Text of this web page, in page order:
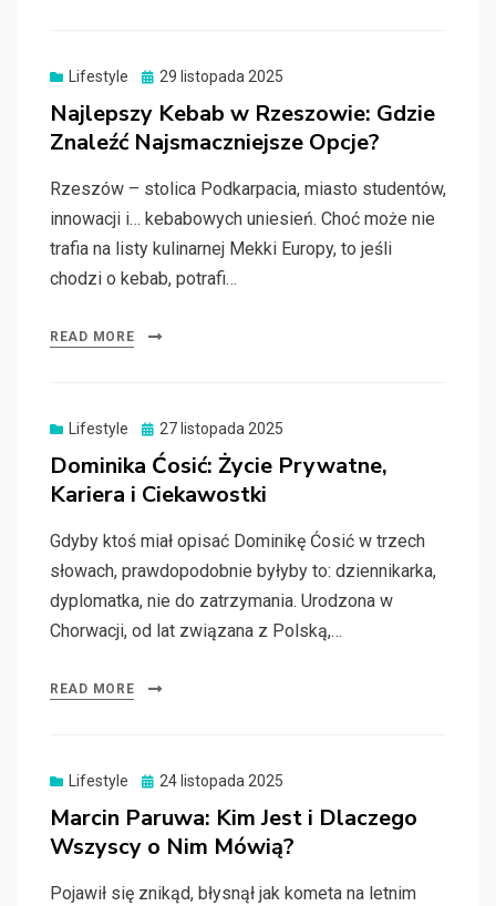
Lifestyle
Posted
29 listopada 2025
Najlepszy Kebab w Rzeszowie: Gdzie
Znaleźć Najsmaczniejsze Opcje?
Rzeszów – stolica Podkarpacia, miasto studentów,
innowacji i… kebabowych uniesień. Choć może nie
trafia na listy kulinarnej Mekki Europy, to jeśli
chodzi o kebab, potrafi…
READ MORE
Lifestyle
Posted
27 listopada 2025
Dominika Ćosić: Życie Prywatne,
Kariera i Ciekawostki
Gdyby ktoś miał opisać Dominikę Ćosić w trzech
słowach, prawdopodobnie byłyby to: dziennikarka,
dyplomatka, nie do zatrzymania. Urodzona w
Chorwacji, od lat związana z Polską,…
READ MORE
Lifestyle
Posted
24 listopada 2025
Marcin Paruwa: Kim Jest i Dlaczego
Wszyscy o Nim Mówią?
Pojawił się znikąd, błysnął jak kometa na letnim